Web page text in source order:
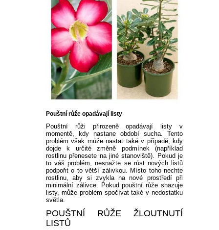
Pouštní růže opadávají listy
Pouštní růži přirozeně opadávají listy v
momentě, kdy nastane období sucha. Tento
problém však může nastat také v případě, kdy
dojde k určité změně podmínek (například
rostlinu přenesete na jiné stanoviště). Pokud je
to váš problém, nesnažte se růst nových listů
podpořit o to větší zálivkou. Místo toho nechte
rostlinu, aby si zvykla na nové prostředí při
minimální zálivce. Pokud pouštní růže shazuje
listy, může problém spočívat také v nedostatku
světla.
POUŠTNÍ RŮŽE ŽLOUTNUTÍ
LISTŮ